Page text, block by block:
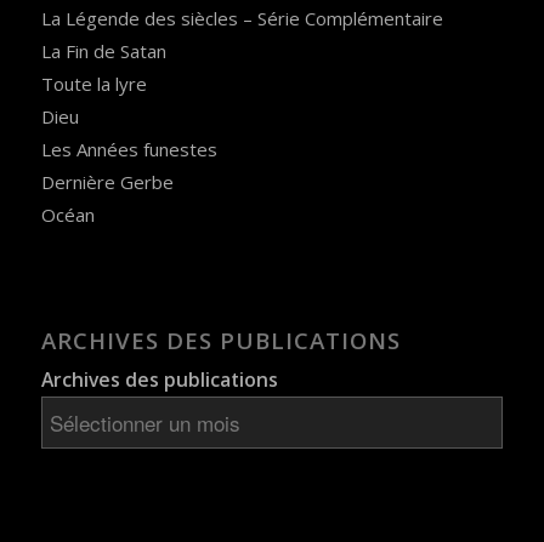
La Légende des siècles – Série Complémentaire
La Fin de Satan
Toute la lyre
Dieu
Les Années funestes
Dernière Gerbe
Océan
ARCHIVES DES PUBLICATIONS
Archives des publications